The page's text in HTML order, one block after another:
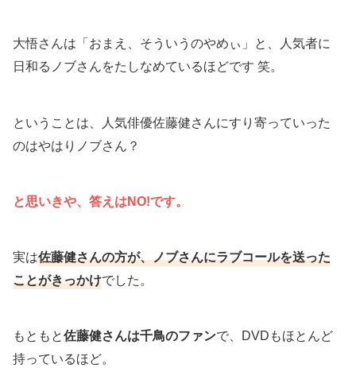
大悟さんは「おまえ、そういうのやめぃ」と、人気者に
日和るノブさんをたしなめているほどです 笑。
ということは、人気俳優佐藤健さんにすり寄っていった
のはやはりノブさん？
と思いきや、答えはNO!です。
実は佐藤健さんの方が、ノブさんにラブコールを送った
ことがきっかけでした。
もともと佐藤健さんは千鳥のファンで、DVDもほとんど
持っているほど。